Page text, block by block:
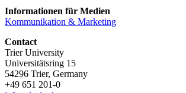
Informationen für Medien
Kommunikation & Marketing
Contact
Trier University
Universitätsring 15
54296 Trier, Germany
+49 651 201-0